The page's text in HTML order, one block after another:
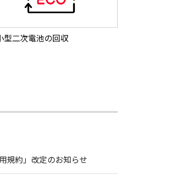
型二次電池の回収
規約」改定のお知らせ